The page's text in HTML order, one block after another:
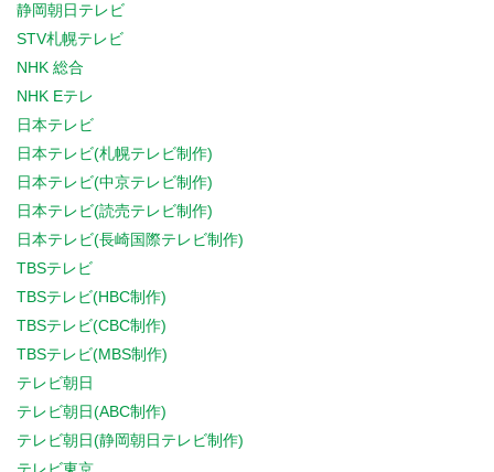
静岡朝日テレビ
STV札幌テレビ
NHK 総合
NHK Eテレ
日本テレビ
日本テレビ(札幌テレビ制作)
日本テレビ(中京テレビ制作)
日本テレビ(読売テレビ制作)
日本テレビ(長崎国際テレビ制作)
TBSテレビ
TBSテレビ(HBC制作)
TBSテレビ(CBC制作)
TBSテレビ(MBS制作)
テレビ朝日
テレビ朝日(ABC制作)
テレビ朝日(静岡朝日テレビ制作)